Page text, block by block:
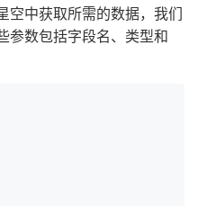
空中获取所需的数据，我们
参数包括字段名、类型和